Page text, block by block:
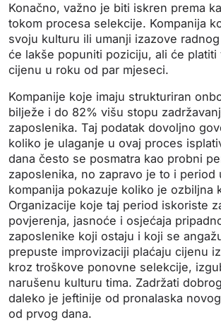
Konačno, važno je biti iskren prema
tokom procesa selekcije. Kompanija
svoju kulturu ili umanji izazove
će lakše popuniti poziciju, ali će platiti
cijenu u roku od par mjeseci.
Kompanije koje imaju strukturiran
bilježe i do 82% višu stopu
zaposlenika. Taj podatak dovoljno
koliko je ulaganje u ovaj proces
dana često se posmatra kao probni
zaposlenika, no zapravo je to i period
kompanija pokazuje koliko je ozbiljna
Organizacije koje taj period iskoriste
povjerenja, jasnoće i osjećaja
zaposlenike koji ostaju i koji se
prepuste improvizaciji plaćaju cijenu
kroz troškove ponovne selekcije,
narušenu kulturu tima. Zadržati
daleko je jeftinije od pronalaska
od prvog dana.